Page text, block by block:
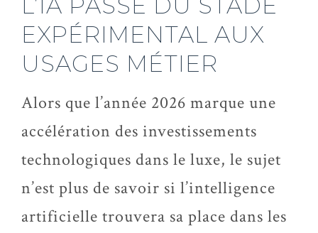
EXPÉRIMENTAL AUX
USAGES MÉTIER
Alors que l’année 2026 marque une
accélération des investissements
technologiques dans le luxe, le sujet
n’est plus de savoir si l’intelligence
artificielle trouvera sa place dans les